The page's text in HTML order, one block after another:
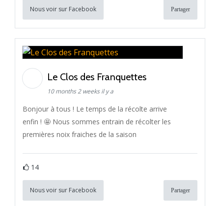
Nous voir sur Facebook Partager
Le Clos des Franquettes
10 months 2 weeks il y a
Bonjour à tous ! Le temps de la récolte arrive
enfin ! 🤩 Nous sommes entrain de récolter les
premières noix fraiches de la saison
14
Nous voir sur Facebook Partager